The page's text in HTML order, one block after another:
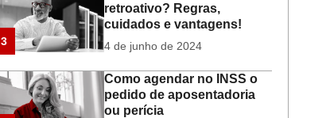
3
retroativo? Regras,
cuidados e vantagens!
4 de junho de 2024
Como agendar no INSS o
pedido de aposentadoria
ou perícia